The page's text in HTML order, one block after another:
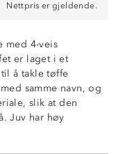
Nettpris er gjeldende.
med 4-veis
er laget i et
å takle tøffe
samme navn, og
slik at den
Juv har høy